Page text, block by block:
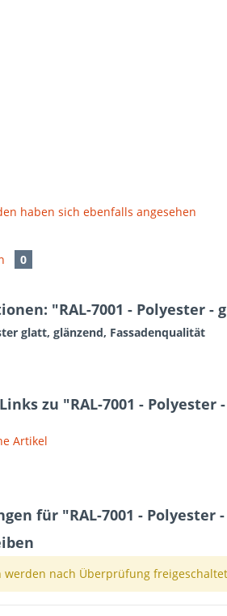
haben sich ebenfalls angesehen
0
"RAL-7001 - Polyester -
glatt, glänzend, Fassadenqualität
zu "RAL-7001 - Polyester
Artikel
für "RAL-7001 - Polyester
werden nach Überprüfung